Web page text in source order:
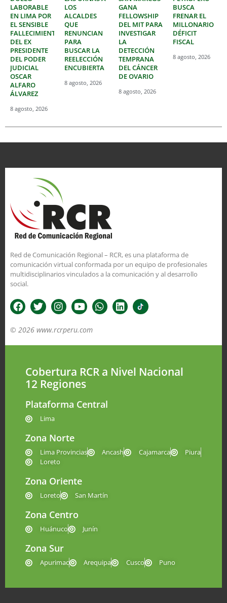
LABORABLE
EN LIMA POR
EL SENSIBLE
FALLECIMIENTO
DEL EX
PRESIDENTE
DEL PODER
JUDICIAL
OSCAR
ALFARO
ÁLVAREZ
8 agosto, 2026
LOS
ALCALDES
QUE
RENUNCIAN
PARA
BUSCAR LA
REELECCIÓN
ENCUBIERTA
8 agosto, 2026
GANA
FELLOWSHIP
DEL MIT PARA
INVESTIGAR
LA
DETECCIÓN
TEMPRANA
DEL CÁNCER
DE OVARIO
8 agosto, 2026
BUSCA
FRENAR EL
MILLONARIO
DÉFICIT
FISCAL
8 agosto, 2026
Red de Comunicación Regional – RCR, es una plataforma de
comunicación virtual conformada por un equipo de profesionales
multidisciplinarios vinculados a la comunicación y al desarrollo
social.
© 2026 www.rcrperu.com
Cobertura RCR a Nivel Nacional
12 Regiones
Plataforma Central
Lima
Zona Norte
Lima Provincias Ancash Cajamarca
Piura
Loreto
Zona Oriente
Loreto San Martín
Zona Centro
Huánuco Junín
Zona Sur
Apurimac Arequipa Cusco Puno